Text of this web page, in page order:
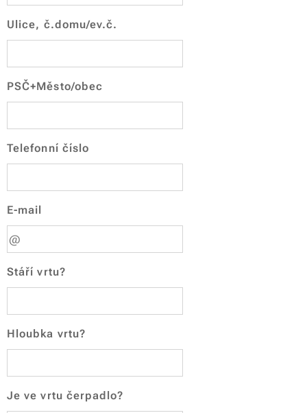
Ulice, č.domu/ev.č.
PSČ+Město/obec
Telefonní číslo
E-mail
Stáří vrtu?
Hloubka vrtu?
Je ve vrtu čerpadlo?